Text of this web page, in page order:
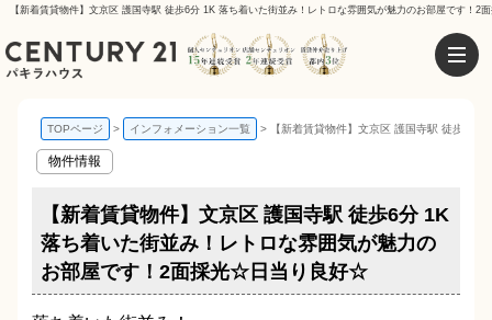
TOPページ インフォメーション一覧 【新着賃貸物件】文京区 護国寺駅 徒歩6
物件情報
【新着賃貸物件】文京区 護国寺駅 徒歩6分 1K
落ち着いた街並み！レトロな雰囲気が魅力の
お部屋です！2面採光☆日当り良好☆